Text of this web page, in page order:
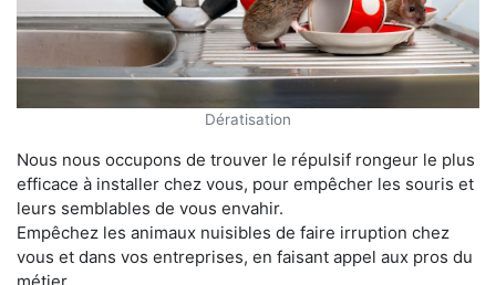
Dératisation
Nous nous occupons de trouver le répulsif rongeur le plus
efficace à installer chez vous, pour empêcher les souris et
leurs semblables de vous envahir.
Empêchez les animaux nuisibles de faire irruption chez
vous et dans vos entreprises, en faisant appel aux pros du
métier.